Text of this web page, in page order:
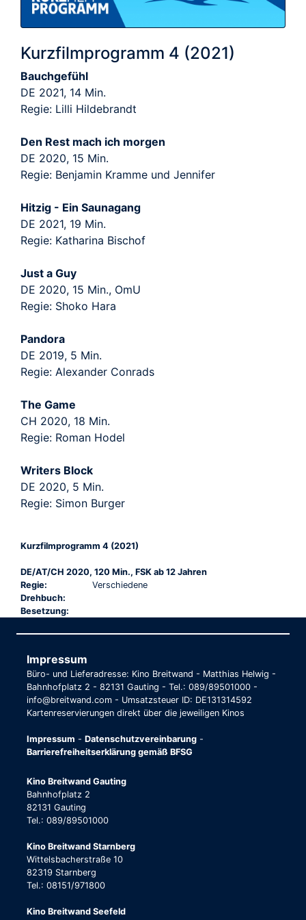
Kurzfilmprogramm 4 (2021)
Bauchgefühl
DE 2021, 14 Min.
Regie: Lilli Hildebrandt
Den Rest mach ich morgen
DE 2020, 15 Min.
Regie: Benjamin Kramme und Jennifer
Hitzig - Ein Saunagang
DE 2021, 19 Min.
Regie: Katharina Bischof
Just a Guy
DE 2020, 15 Min., OmU
Regie: Shoko Hara
Pandora
DE 2019, 5 Min.
Regie: Alexander Conrads
The Game
CH 2020, 18 Min.
Regie: Roman Hodel
Writers Block
DE 2020, 5 Min.
Regie: Simon Burger
Kurzfilmprogramm 4 (2021)
DE/AT/CH 2020, 120 Min., FSK ab 12 Jahren
Regie:
Verschiedene
Drehbuch:
Besetzung:
Impressum
Büro- und Lieferadresse: Kino Breitwand - Matthias Helwig -
Bahnhofplatz 2 - 82131 Gauting - Tel.: 089/89501000 -
info@breitwand.com - Umsatzsteuer ID: DE131314592
Kartenreservierungen direkt über die jeweiligen Kinos
Impressum - Datenschutzvereinbarung -
Barrierefreiheitserklärung gemäß BFSG
Kino Breitwand Gauting
Bahnhofplatz 2
82131 Gauting
Tel.: 089/89501000
Kino Breitwand Starnberg
Wittelsbacherstraße 10
82319 Starnberg
Tel.: 08151/971800
Kino Breitwand Seefeld